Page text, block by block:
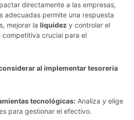
directamente a las empresas,
adecuadas permite una respuesta
mejorar la liquidez y controlar el
crucial para el
al implementar tesorería
tecnológicas: Analiza y elige
para gestionar el efectivo.